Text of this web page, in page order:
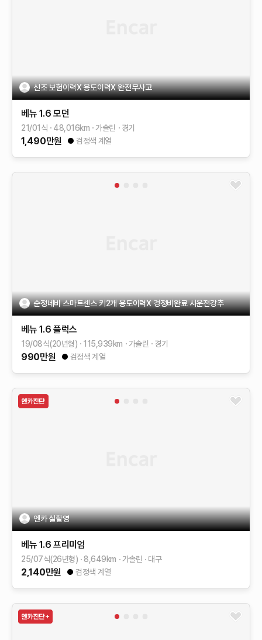
신조 보험이력X 용도이력X 완전무사고
베뉴 1.6 모던
21/01식 48,016km 가솔린 경기
1,490만원 검정색 계열
순정네비 스마트센스 키2개 용도이력X 경정비완료 시운전강추
베뉴 1.6 플럭스
19/08식(20년형) 115,939km 가솔린 경기
990만원 검정색 계열
엔카 실촬영
베뉴 1.6 프리미엄
25/07식(26년형) 8,649km 가솔린 대구
2,140만원 검정색 계열